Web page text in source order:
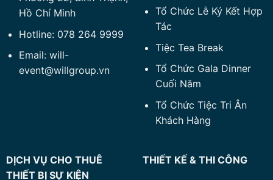
Hồ Chí Minh
Hotline: 078 264 9999
Email: will-
event@willgroup.vn
Tổ Chức Lễ Ký Kết Hợp
Tác
Tiệc Tea Break
Tổ Chức Gala Dinner
Cuối Năm
Tổ Chức Tiệc Tri Ân
Khách Hàng
DỊCH VỤ CHO THUÊ
THIẾT BỊ SỰ KIỆN
THIẾT KẾ & THI CÔNG